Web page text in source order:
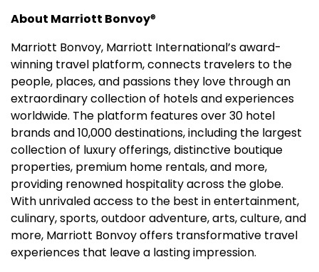
About Marriott Bonvoy®
Marriott Bonvoy, Marriott International’s award-
winning travel platform, connects travelers to the
people, places, and passions they love through an
extraordinary collection of hotels and experiences
worldwide. The platform features over 30 hotel
brands and 10,000 destinations, including the largest
collection of luxury offerings, distinctive boutique
properties, premium home rentals, and more,
providing renowned hospitality across the globe.
With unrivaled access to the best in entertainment,
culinary, sports, outdoor adventure, arts, culture, and
more, Marriott Bonvoy offers transformative travel
experiences that leave a lasting impression.